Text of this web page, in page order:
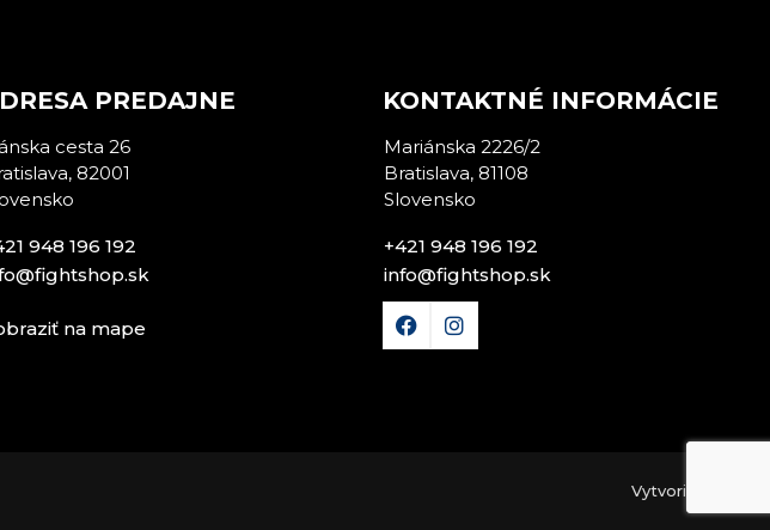
PREDAJNE
cesta 26
82001
948 196 192
na mape
KONTAKTNÉ INFORMÁCIE
Mariánska 2226/2
Bratislava, 81108
Slovensko
+421 948 196 192
info@fightshop.sk
Vytvorilo